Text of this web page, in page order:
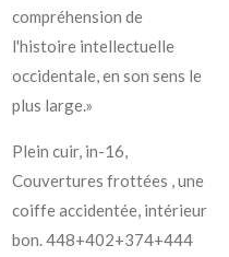
compréhension de
l'histoire intellectuelle
occidentale, en son sens le
plus large.»
Plein cuir, in-16,
Couvertures frottées , une
coiffe accidentée, intérieur
bon. 448+402+374+444